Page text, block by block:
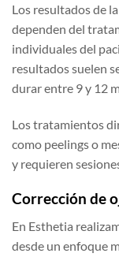
Los resultados de la
dependen del
individuales del
resultados suelen
durar entre 9 y 12
Los tratamientos
como peelings o
y requieren
Corrección de
En Esthetia
desde un enfoque